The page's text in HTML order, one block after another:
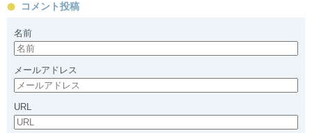
コメント投稿
名前
メールアドレス
URL